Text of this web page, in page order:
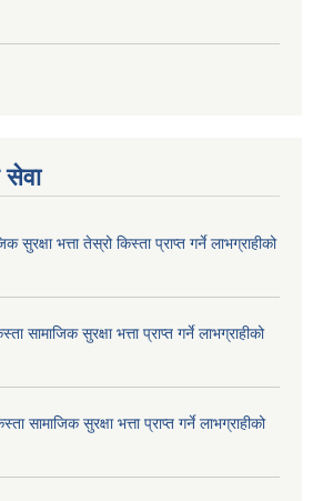
भत्ता तेस्रो किस्ता प्राप्त गर्ने लाभग्राहीको
सामाजिक सुरक्षा भत्ता प्राप्त गर्ने लाभग्राहीको
सुरक्षा भत्ता प्राप्त गर्ने लाभग्राहीको